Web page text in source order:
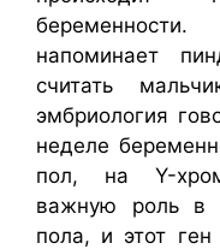
напоминает
считать
эмбриология
неделе
пол, на Y-
важную роль в
пола, и этот